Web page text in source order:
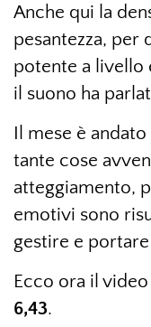
Anche qui la
pesantezza, per
potente a livello
il suono ha
Il mese è
tante cose
atteggiamento,
emotivi sono
gestire e
Ecco ora il
6,43.